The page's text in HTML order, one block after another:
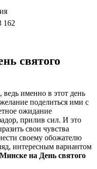
162
святого
именно в этот день
поделиться ими с
ожидание
прилив сил. И это
свои чувства
своему обожателю
интересным вариантом
на День святого